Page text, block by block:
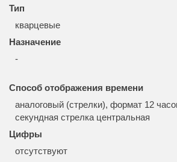
Тип
кварцевые
Назначение
-
Способ отображения времени
аналоговый (стрелки), формат 12
секундная стрелка центральная
Цифры
отсутствуют